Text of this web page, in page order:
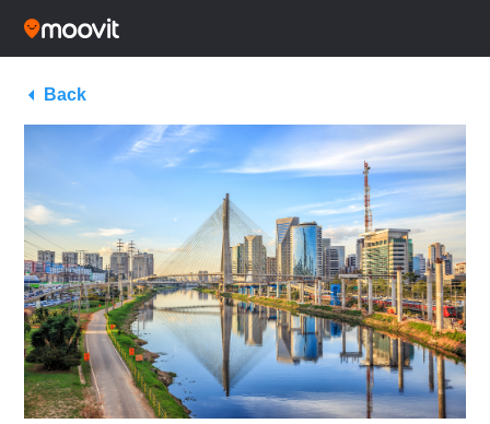
Back